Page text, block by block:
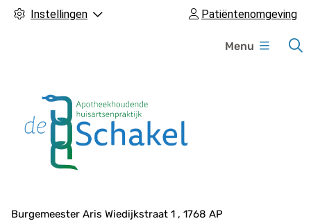
Instellingen Patiëntenomgeving
Menu
A
Burgemeester Aris Wiedijkstraat 1
1768 AP